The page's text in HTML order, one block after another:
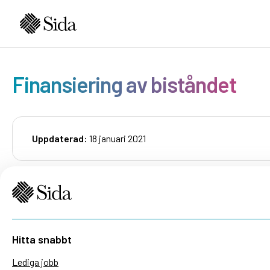
Finansiering av biståndet
Uppdaterad: 18 januari 2021
Hitta snabbt
Lediga jobb